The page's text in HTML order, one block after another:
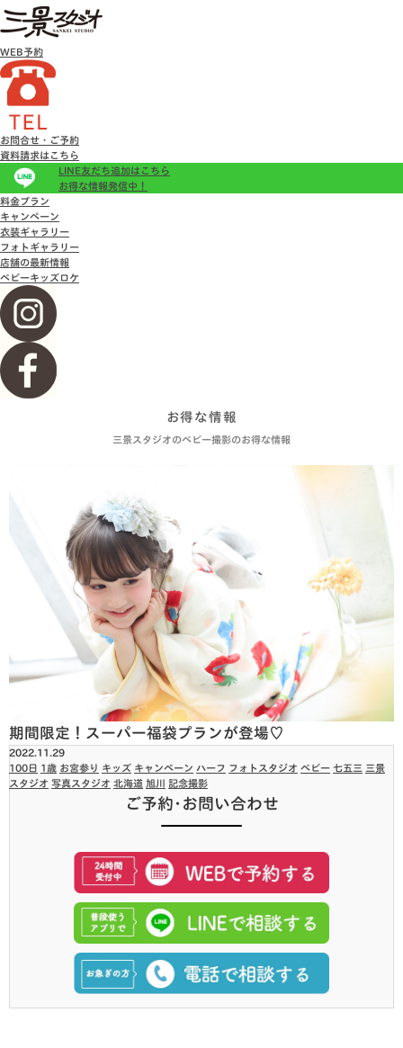
WEB予約
お問合せ・ご予約
資料請求はこちら
LINE友だち追加はこちら
お得な情報発信中！
料金プラン
キャンペーン
衣装ギャラリー
フォトギャラリー
店舗の最新情報
ベビーキッズロケ
お得な情報
三景スタジオのベビー撮影のお得な情報
期間限定！スーパー福袋プランが登場♡
2022.11.29
100日 1歳 お宮参り キッズ キャンペーン ハーフ フォトスタジオ ベビー 七五三 三景
スタジオ 写真スタジオ 北海道 旭川 記念撮影
ご予約･お問い合わせ